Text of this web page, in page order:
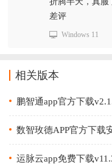
差评
Windows 11
相关版本
鹏智通app官方下载
数智玫德APP官方下载
运脉云app免费下载